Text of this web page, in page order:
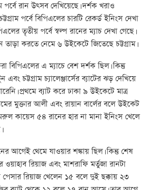
পর্বে রান উৎসব দেখিয়েছে। দর্শক খরাও
পর্বে বিপিএলের চারটি রেকর্ড ইনিংস দেখা
তৃতীয় পর্বে স্বল্প রানের ম্যাচ দেখা গেছে।
তাড়া করতে নেমে ৬ উইকেটে জিতেছে চট্টগ্রাম।
বিপিএলের এ ম্যাচে বেশ দর্শক ছিল। কিন্তু
এবং চট্টগ্রাম চ্যালেঞ্জার্সের ব্যাটের ঝড় দেখিয়ে
প্রথমে ব্যাট করে ঢাকা ৯ উইকেটে মাত্র
মুক্তার আলী এবং রায়ান বার্লের বলে উইকেট
কায়েস ৫৪ রানের হার না মানা ইনিংস খেলে
আগেই থেমে যাওয়ার শঙ্কায় ছিল। কিন্তু শেষ
রিয়াজ এবং মাশরাফি মর্তুজা রানটা
পেসার রিয়াজ খেলেন ১৫ বলে দুই ছক্কায় ২৩